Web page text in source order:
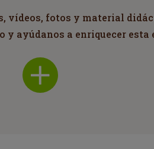
vídeos, fotos y material
y ayúdanos a enriquecer esta